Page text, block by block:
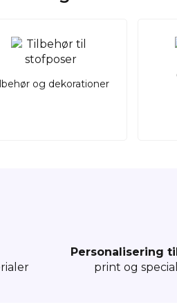
og dekorationer
Personalisering
print og